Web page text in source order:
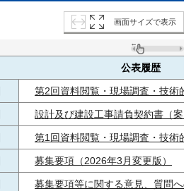
画面サイズで表示
公表履歴
第2回資料閲覧・現場調査・技術
設計及び建設工事請負契約書（案
第1回資料閲覧・現場調査・技術
募集要項（2026年3月変更版）
募集要項等に関する意見、質問へ